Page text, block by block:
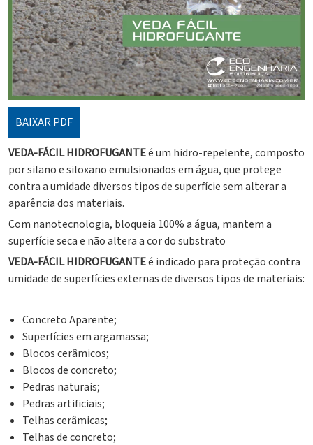
BAIXAR PDF
VEDA-FÁCIL HIDROFUGANTEé um hidro-repelente, composto
por silano e siloxano emulsionados em água, que protege
contra a umidade diversos tipos de superfície sem alterar a
aparência dos materiais.
Com nanotecnologia, bloqueia 100% a água, mantem a
superfície seca e não altera a cor do substrato
VEDA-FÁCILHIDROFUGANTEé indicado para proteção contra
umidade de superfícies externas de diversos tipos de materiais:
Concreto Aparente;
Superfícies em argamassa;
Blocos cerâmicos;
Blocos de concreto;
Pedras naturais;
Pedras artificiais;
Telhas cerâmicas;
Telhas de concreto;